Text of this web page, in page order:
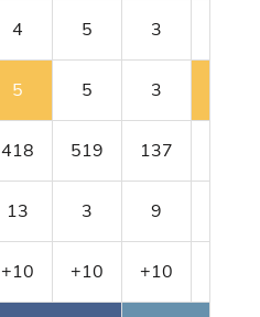
4 5 3
5 5 3
418 519 137
13 3 9
+10 +10 +10